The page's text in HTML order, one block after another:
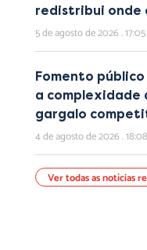
redistribui onde
5 de agosto de 2026 17:05
Fomento
a complexidade
gargalo
4 de agosto de 2026 18:08
Ver todas as notícias